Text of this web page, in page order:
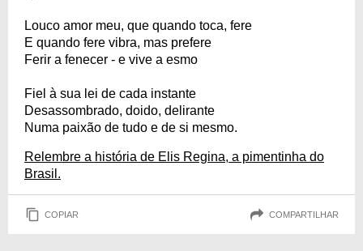
Louco amor meu, que quando toca, fere
E quando fere vibra, mas prefere
Ferir a fenecer - e vive a esmo
Fiel à sua lei de cada instante
Desassombrado, doido, delirante
Numa paixão de tudo e de si mesmo.
Relembre a história de Elis Regina, a pimentinha do
Brasil.
COPIAR COMPARTILHAR